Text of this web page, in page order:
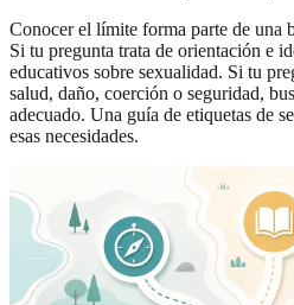
Conocer el límite forma parte de una
Si tu pregunta trata de orientación e
educativos sobre sexualidad. Si tu
salud, daño, coerción o seguridad,
adecuado. Una guía de etiquetas de
esas necesidades.